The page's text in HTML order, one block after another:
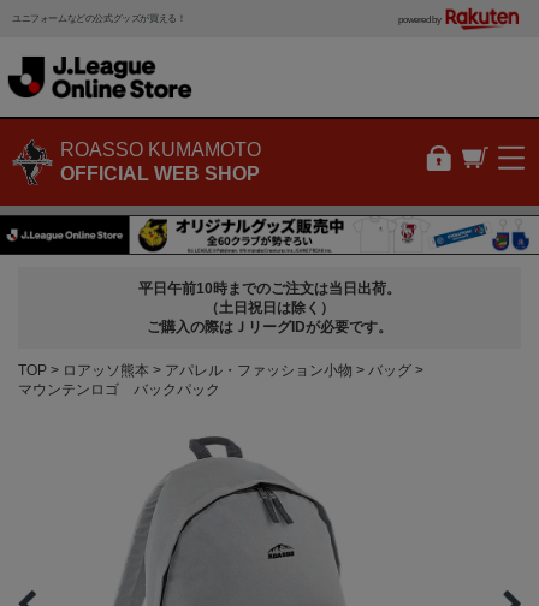
ユニフォームなどの公式グッズが買える！ powered by
ROASSO KUMAMOTO
OFFICIAL WEB SHOP
平日午前10時までのご注文は当日出荷。
（土日祝日は除く）
ご購入の際はＪリーグIDが必要です。
TOP ロアッソ熊本 アパレル・ファッション小物
バッグ
マウンテンロゴ バックパック